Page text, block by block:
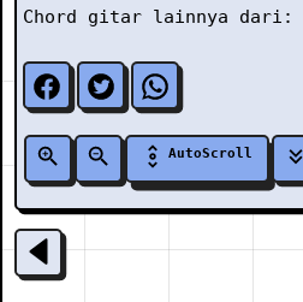
Chord gitar lainnya dari:
AutoScroll